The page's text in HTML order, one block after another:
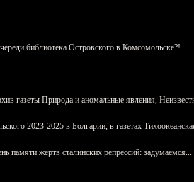
библиотека Островского в Комсомольске?!
газеты Природа и аномальные явления,
2023-2025 в Болгарии, в газетах
памяти жертв сталинских репрессий: задумаемся...